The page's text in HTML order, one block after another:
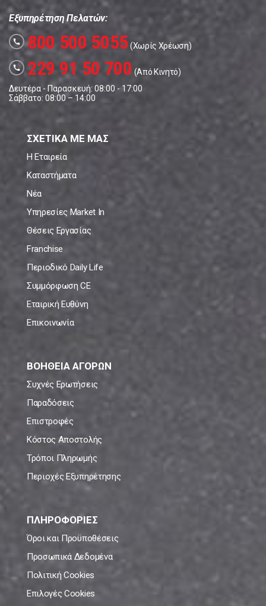
Εξυπηρέτηση Πελατών:
call 800 500 5055(Χωρίς Χρέωση)
call 229 91 50 700 (Από Κινητό)
Δευτέρα - Παρασκευή: 08:00 - 17:00
Σάββατο: 08:00 – 14:00
ΣΧΕΤΙΚΑ ΜΕ ΜΑΣ
Η Εταιρεία
Καταστήματα
Νέα
Υπηρεσίες Market In
Θέσεις Εργασίας
Franchise
Περιοδικό Daily Life
Συμμόρφωση CE
Εταιρική Ευθύνη
Επικοινωνία
ΒΟΗΘΕΙΑ ΑΓΟΡΩΝ
Συχνές Ερωτήσεις
Παραδόσεις
Επιστροφές
Κόστος Αποστολής
Τρόποι Πληρωμής
Περιοχές Εξυπηρέτησης
ΠΛΗΡΟΦΟΡΙΕΣ
Όροι και Προϋποθέσεις
Προσωπικά Δεδομένα
Πολιτική Cookies
Επιλογές Cookies